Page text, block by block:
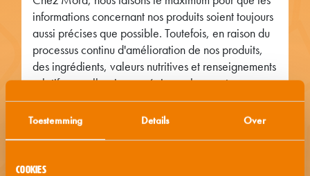
Toestemming Details Over
Cookies
informations concernant nos produits soient toujours
aussi précises que possible. Toutefois, en raison du
processus continu d'amélioration de nos produits,
des ingrédients, valeurs nutritives et renseignements
relatifs aux allergies ou régimes changent
régulièrement. C'est pourquoi nous vous
recommandons de toujours lire attentivement
contacter notre service clientèle.